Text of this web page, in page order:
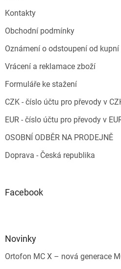
Kontakty
Obchodní podmínky
Oznámení o odstoupení od
Vrácení a reklamace zboží
Formuláře ke stažení
CZK - číslo účtu pro převody v
EUR - číslo účtu pro převody v
OSOBNÍ ODBĚR NA PRODEJNĚ
Doprava - Česká republika
Facebook
Novinky
Ortofon MC X – nová generace